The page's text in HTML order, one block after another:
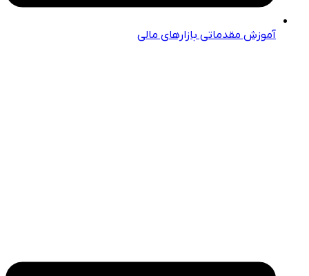
آموزش مقدماتی بازارهای مالی